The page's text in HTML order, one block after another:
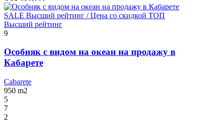
SALE Высший рейтинг / Цена со скидкой ТОП
Высший рейтинг
9
Особняк с видом на океан на продажу в
Кабарете
Cabarete
950 m2
5
7
2